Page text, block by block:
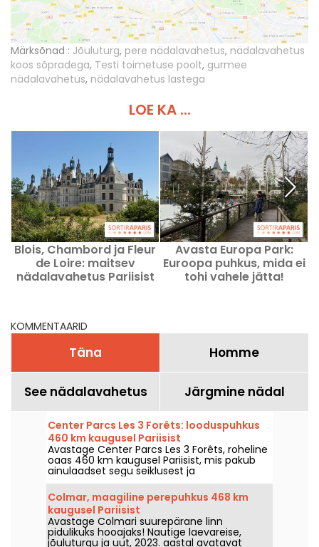
Märksõnad : Jõuluturg, pere nädalavahetus, nädalavahetus
koos sõpradega, Testi toimetuse poolt, gurmee
nädalavahetus, nädalavahetus lastega
LOE KA ...
Blois, Chambord ja Fleur
de Loire: maitsev
nädalavahetus Pariisist
Avasta Europa Park:
Euroopa puhkus, mida ei
tohi vahele jätta!
KOMMENTAARID
Täna Homme
See nädalavahetus Järgmine nädal
Center Parcs Les 3 Forêts: looduspuhkus
460 km kaugusel Pariisist
Avastage Center Parcs Les 3 Forêts, roheline
oaas 460 km kaugusel Pariisist, mis pakub
ainulaadset segu seiklusest ja
lõõgastumisest looduse südames.
Colmar, maagiline perepuhkus 468 km
kaugusel Pariisist
Avastage Colmari suurepärane linn
pidulikuks hooajaks! Nautige laevareise,
jõuluturgu ja uut, 2023. aastal avatavat